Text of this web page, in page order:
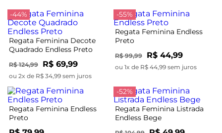
-44%
Regata Feminina Decote
Quadrado Endless Preto
R$ 124,99 R$ 69,99
ou 2x de R$ 34,99 sem juros
-55%
Regata Feminina Endless
Preto
R$ 99,99 R$ 44,99
ou 1x de R$ 44,99 sem juros
Regata Feminina Endless
Preto
-52%
Regata Feminina Listrada
Endless Bege